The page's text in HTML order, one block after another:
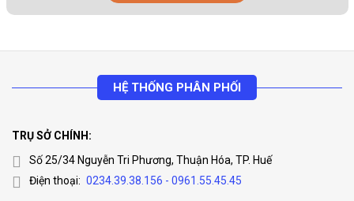
HỆ THỐNG PHÂN PHỐI
TRỤ SỞ CHÍNH:
Số 25/34 Nguyễn Tri Phương, Thuận Hóa, TP. Huế
Điện thoại: 0234.39.38.156 - 0961.55.45.45